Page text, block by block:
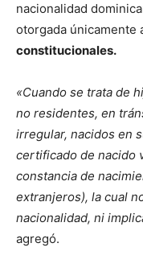
nacionalidad
otorgada únicamente
constitucionales.
«Cuando se trata de
no residentes, en
irregular, nacidos en
certificado de nacido
constancia de
extranjeros), la cual
nacionalidad, ni
agregó.